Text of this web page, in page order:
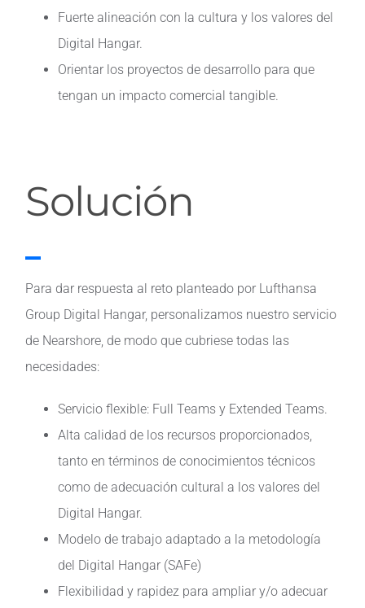
Fuerte alineación con la cultura y los valores del
Digital Hangar.
Orientar los proyectos de desarrollo para que
tengan un impacto comercial tangible.
Solución
Para dar respuesta al reto planteado por Lufthansa
Group Digital Hangar, personalizamos nuestro servicio
de Nearshore, de modo que cubriese todas las
necesidades:
Servicio flexible: Full Teams y Extended Teams.
Alta calidad de los recursos proporcionados,
tanto en términos de conocimientos técnicos
como de adecuación cultural a los valores del
Digital Hangar.
Modelo de trabajo adaptado a la metodología
del Digital Hangar (SAFe)
Flexibilidad y rapidez para ampliar y/o adecuar